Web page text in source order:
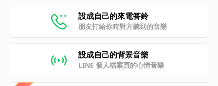
設成自己的來電答鈴
朋友打給你時對方聽到的音樂
設成自己的背景音樂
LINE 個人檔案頁的心情音樂